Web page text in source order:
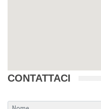
CONTATTACI